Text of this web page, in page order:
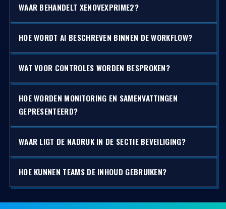
WAAR BEHANDELT XENOVEXPRIME2?
HOE WORDT AI BESCHREVEN BINNEN DE WORKFLOW?
WAT VOOR CONTROLES WORDEN BESPROKEN?
HOE WORDEN MONITORING EN SAMENVATTINGEN
GEPRESENTEERD?
WAAR LIGT DE NADRUK IN DE SECTIE BEVEILIGING?
HOE KUNNEN TEAMS DE INHOUD GEBRUIKEN?